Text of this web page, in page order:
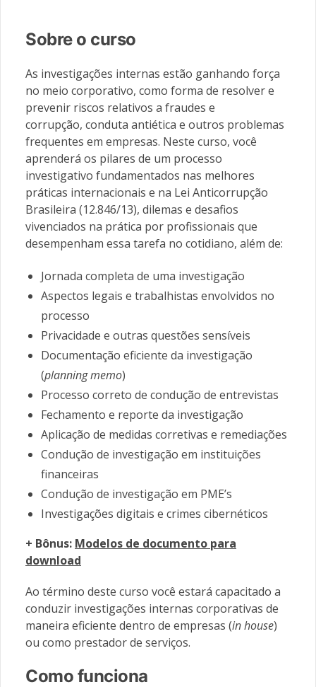
Sobre o curso
As investigações internas estão ganhando força
no meio corporativo, como forma de resolver e
prevenir riscos relativos a fraudes e
corrupção, conduta antiética e outros problemas
frequentes em empresas. Neste curso, você
aprenderá os pilares de um processo
investigativo fundamentados nas melhores
práticas internacionais e na Lei Anticorrupção
Brasileira (12.846/13), dilemas e desafios
vivenciados na prática por profissionais que
desempenham essa tarefa no cotidiano, além de:
Jornada completa de uma investigação
Aspectos legais e trabalhistas envolvidos no
processo
Privacidade e outras questões sensíveis
Documentação eficiente da investigação
(planning memo)
Processo correto de condução de entrevistas
Fechamento e reporte da investigação
Aplicação de medidas corretivas e remediações
Condução de investigação em instituições
financeiras
Condução de investigação em PME’s
Investigações digitais e crimes cibernéticos
+ Bônus: Modelos de documento para
download
Ao término deste curso você estará capacitado a
conduzir investigações internas corporativas de
maneira eficiente dentro de empresas (in house)
ou como prestador de serviços.
Como funciona